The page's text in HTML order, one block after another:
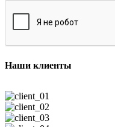
Наши клиенты